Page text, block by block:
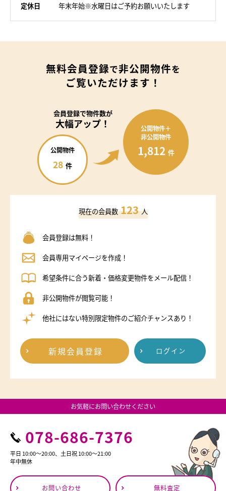
定休日
年末年始※水曜日はご予約お願いいたします
無料会員登録で非公開物件を
ご覧いただけます！
会員登録で物件数が
大幅アップ！
公開物件
28 件
公開物件＋
非公開物件
1,812 件
現在の会員数 123 人
会員登録は無料！
会員専用マイページを作成！
希望条件に合う新着・価格変更物件をメール配信！
非公開物件が閲覧可能！
他社にはない特別限定物件のご紹介チャンスあり！
新規会員登録 ログイン
お気軽にお問い合わせください
078-686-7376
平日 10:00～20:00、土日祝 10:00～21:00
年中無休
お問い合わせ 無料査定